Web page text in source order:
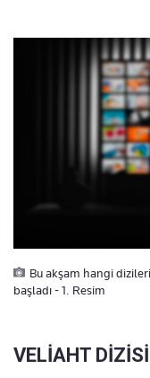
Bu akşam hangi
başladı - 1. Resim
VELİAHT